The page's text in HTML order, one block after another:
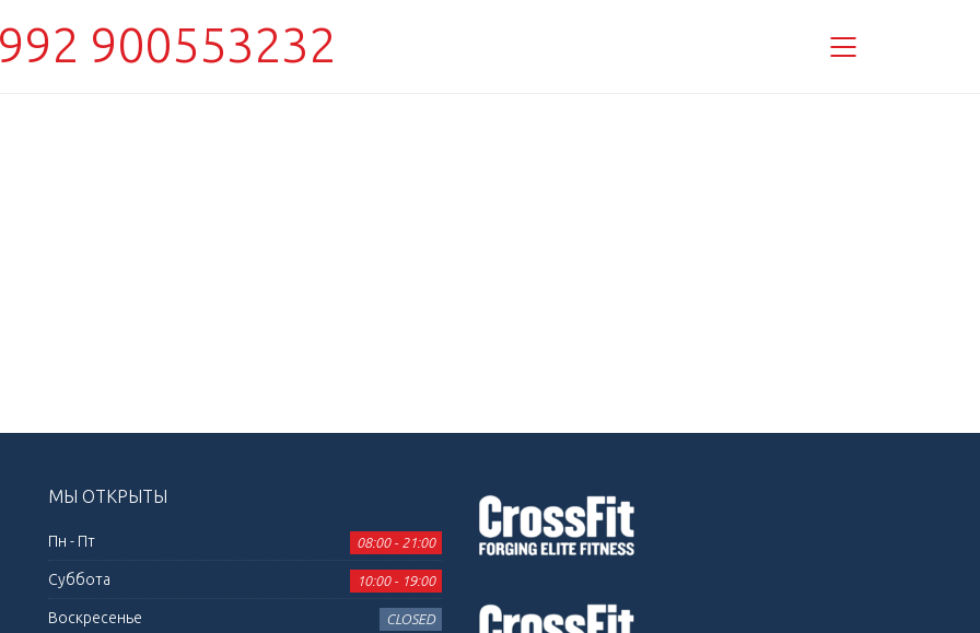
900553232
МЫ ОТКРЫТЫ
Пн - Пт 08:00 - 21:00
Суббота 10:00 - 19:00
Воскресенье CLOSED